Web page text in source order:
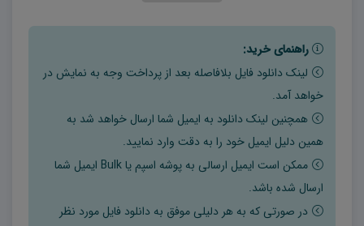
راهنمای خرید:
لینک دانلود فایل بلافاصله بعد از پرداخت وجه به نمایش در
خواهد آمد.
همچنین لینک دانلود به ایمیل شما ارسال خواهد شد به
همین دلیل ایمیل خود را به دقت وارد نمایید.
ممکن است ایمیل ارسالی به پوشه اسپم یا Bulk ایمیل شما
ارسال شده باشد.
در صورتی که به هر دلیلی موفق به دانلود فایل مورد نظر